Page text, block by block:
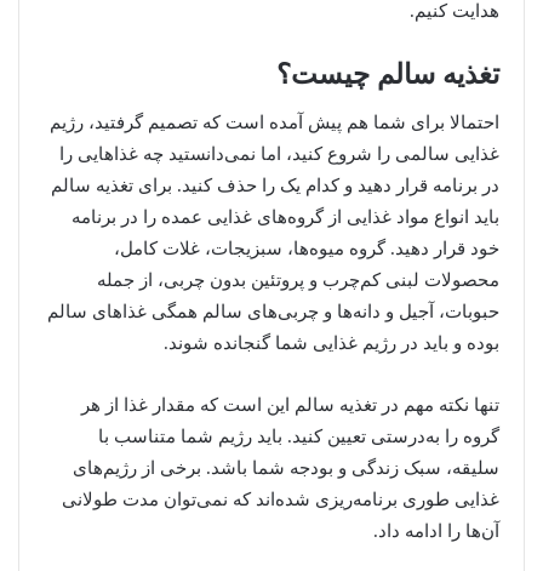
هدایت کنیم.
تغذیه سالم چیست؟
احتمالا برای شما هم پیش آمده است که تصمیم گرفتید، رژیم
غذایی سالمی را شروع کنید، اما نمی‌دانستید چه غذاهایی را
در برنامه قرار دهید و کدام یک را حذف کنید. برای تغذیه سالم
باید انواع مواد غذایی از گروه‌های غذایی عمده را در برنامه
خود قرار دهید. گروه میوه‌ها، سبزیجات، غلات کامل،
محصولات لبنی کم‌چرب و پروتئین بدون چربی، از جمله
حبوبات، آجیل و دانه‌ها و چربی‌های سالم همگی غذاهای سالم
بوده و باید در رژیم غذایی شما گنجانده شوند.
تنها نکته مهم در تغذیه سالم این است که مقدار غذا از هر
گروه را به‌درستی تعیین کنید. باید رژیم شما متناسب با
سلیقه، سبک زندگی و بودجه شما باشد. برخی از رژیم‌های
غذایی طوری برنامه‌ریزی شده‌اند که نمی‌توان مدت طولانی
آن‌ها را ادامه داد.